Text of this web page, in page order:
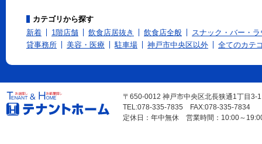
カテゴリから探す
新着
1階店舗 飲食店居抜き 飲食店全般
スナック・バー・
貸事務所
美容・医療 駐車場 神戸市中央区以外 全てのカテ
〒650-0012 神戸市中央区北長狭通1丁目3-
TEL:078-335-7835 FAX:078-335-7834
定休日：年中無休 営業時間：10:00～